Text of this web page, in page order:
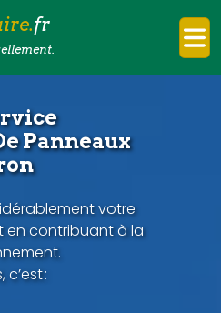
fr
Panneaux
votre
en contribuant à la
: